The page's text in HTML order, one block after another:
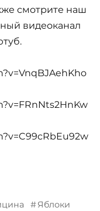
смотрите наш
видеоканал
Яблоки